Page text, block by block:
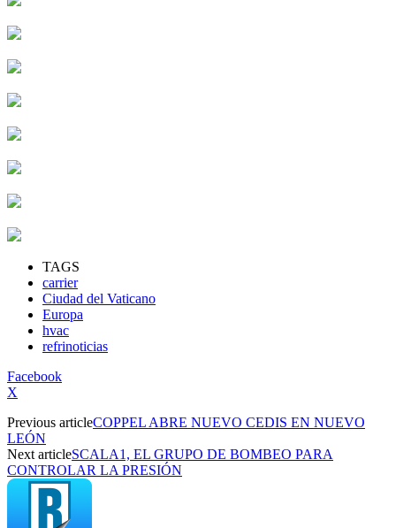
TAGS
carrier
Ciudad del Vaticano
Europa
hvac
refrinoticias
Facebook
X
Previous articleCOPPEL ABRE NUEVO CEDIS EN NUEVO
LEÓN
Next articleSCALA1, EL GRUPO DE BOMBEO PARA
CONTROLAR LA PRESIÓN